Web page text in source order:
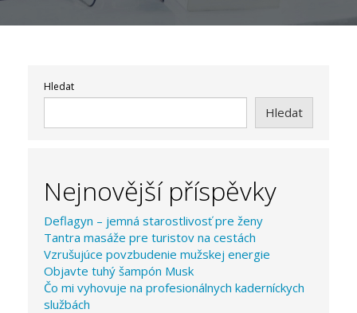
Hledat
Hledat
Nejnovější příspěvky
Deflagyn – jemná starostlivosť pre ženy
Tantra masáže pre turistov na cestách
Vzrušujúce povzbudenie mužskej energie
Objavte tuhý šampón Musk
Čo mi vyhovuje na profesionálnych kaderníckych
službách